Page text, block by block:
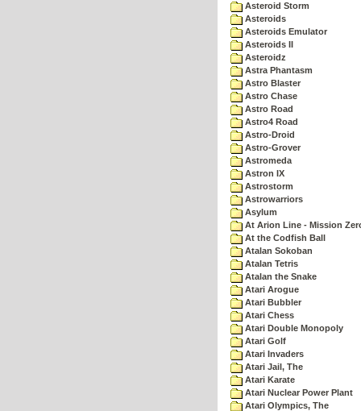
Asteroid Storm
Asteroids
Asteroids Emulator
Asteroids II
Asteroidz
Astra Phantasm
Astro Blaster
Astro Chase
Astro Road
Astro4 Road
Astro-Droid
Astro-Grover
Astromeda
Astron IX
Astrostorm
Astrowarriors
Asylum
At Arion Line - Mission
At the Codfish Ball
Atalan Sokoban
Atalan Tetris
Atalan the Snake
Atari Arogue
Atari Bubbler
Atari Chess
Atari Double Monopoly
Atari Golf
Atari Invaders
Atari Jail, The
Atari Karate
Atari Nuclear Power Plant
Atari Olympics, The